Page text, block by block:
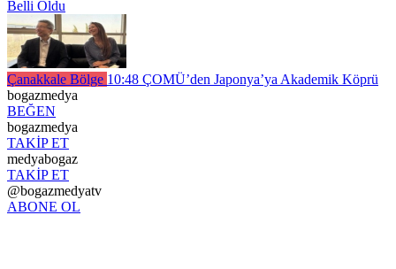
Belli Oldu
Çanakkale Bölge 10:48 ÇOMÜ’den Japonya’ya Akademik Köprü
bogazmedya
BEĞEN
bogazmedya
TAKİP ET
medyabogaz
TAKİP ET
@bogazmedyatv
ABONE OL